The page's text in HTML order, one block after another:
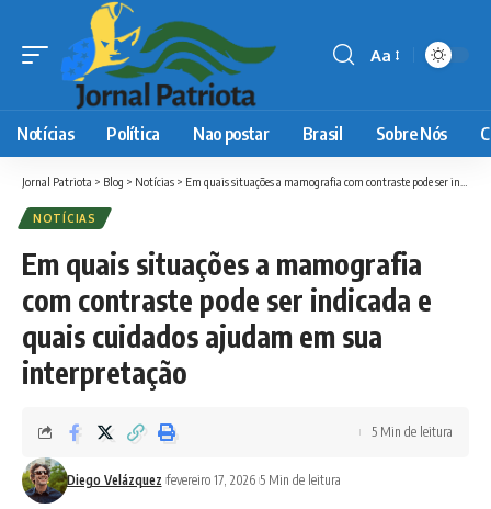
Font
Aa
Notícias Política Nao postar Brasil Sobre Nós
Jornal Patriota > Blog > Notícias > Em quais situações a mamografia com contraste pode ser indicada e quais cuidados ajudam em sua interpretação
NOTÍCIAS
Em quais situações a mamografia
com contraste pode ser indicada e
quais cuidados ajudam em sua
interpretação
Diego Velázquez fevereiro 17, 2026 5 Min de leitura
5 Min de leitura